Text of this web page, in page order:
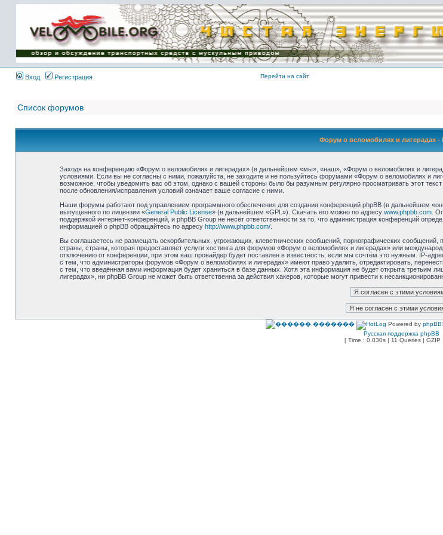
Имя пользователя:
Пароль:
{ LOG_ME_IN_SHORT
}
Вход Регистрация Перейти на сайт
Список форумов
Форум о веломобилях и лигерадах -
Заходя на конференцию «Форум о веломобилях и лигерадах» (в дальнейшем «мы», «наш», «Форум о веломобилях и
условиями. Если вы не согласны с ними, пожалуйста, не заходите и не пользуйтесь форумами «Форум о веломобилях и
возможное, чтобы уведомить вас об этом, однако с вашей стороны было бы разумным регулярно просматривать этот
после обновления/исправления условий означает ваше согласие с ними.
Наши форумы работают под управлением программного обеспечения для создания конференций phpBB (в дальнейшем
выпущенного по лицензии «General Public License» (в дальнейшем «GPL»). Скачать его можно по адресу www.phpbb.com .
поддержкой интернет-конференций, и phpBB Group не несёт ответственности за то, что администрация конференций
информацией о phpBB обращайтесь по адресу http://www.phpbb.com/
Вы соглашаетесь не размещать оскорбительных, угрожающих, клеветнических сообщений, порнографических
страны, страны, которая предоставляет услуги хостинга для форумов «Форум о веломобилях и лигерадах» или
отключению от конференции, при этом ваш провайдер будет поставлен в известность, если мы сочтём это нужным. IP-
с тем, что администраторы форумов «Форум о веломобилях и лигерадах» имеют право удалить, отредактировать,
с тем, что введённая вами информация будет храниться в базе данных. Хотя эта информация не будет открыта третьим
лигерадах», ни phpBB Group не может быть ответственна за действия хакеров, которые могут привести к
Powered by phpBB
Русская поддержка phpBB
[ Time : 0.030s | 11 Queries | GZIP